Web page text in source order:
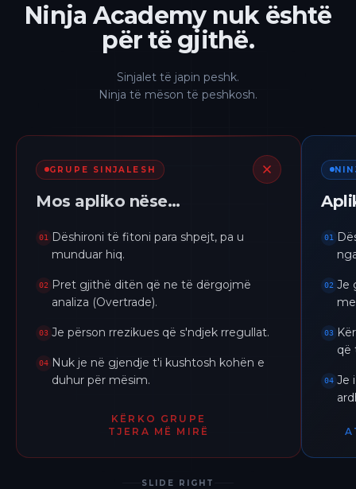
Ninja Academy nuk është
për të gjithë.
Sinjalet të japin peshk.
Ninja të mëson të peshkosh.
GRUPE SINJALESH
Mos apliko nëse…
01
Dëshironi të fitoni para shpejt, pa u
munduar hiq.
02
Pret gjithë ditën që ne të dërgojmë
analiza (Overtrade).
03 Je përson rrezikues që s'ndjek rregullat.
04 Nuk je në gjendje t'i kushtosh kohën e
duhur për mësim.
KËRKO GRUPE
TJERA MË MIRË
01
02 Je
03
që
04 Je
SLIDE RIGHT